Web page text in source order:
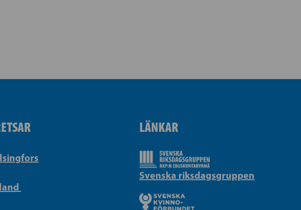
LÄNKAR
Svenska riksdagsgruppen